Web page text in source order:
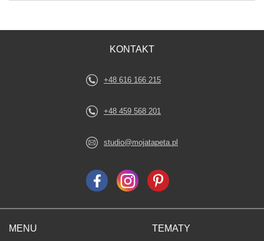
MENU TEMATY
KONTAKT
+48 616 166 215
+48 459 568 201
studio@mojatapeta.pl